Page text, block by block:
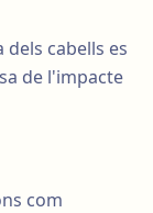
dels cabells es
de l'impacte
com